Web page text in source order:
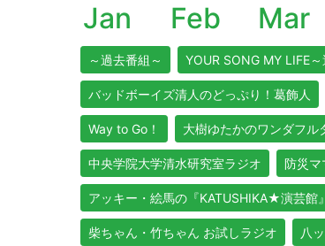
Jan
Feb Mar
～過去番組～ YOUR SONG MY LIFE
バッドボーイズ清人のどっぷり！葛飾人
Way to Go！ 大樹ゆたかのワンダフル
中央学院大学清水研究室ラジオ 防災マ
アッキー・絵馬の『KATUSHIKA★演芸館』
柴ちゃん・竹ちゃん お試しラジオ 八